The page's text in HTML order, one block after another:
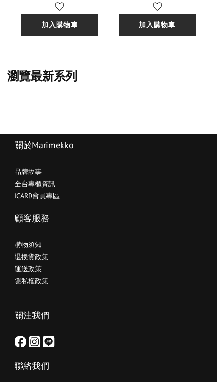
加入購物車 加入購物車
瀏覽最新系列
關於Marimekko
品牌故事
全台專櫃資訊
ICARD會員專區
顧客服務
購物須知
退換貨政策
運送政策
隱私權政策
關注我們
聯絡我們